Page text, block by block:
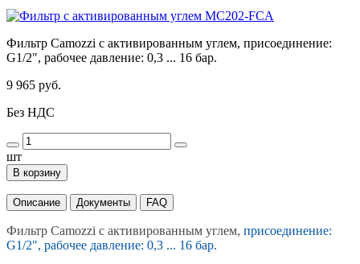
Фильтр Camozzi с активированным углем, присоединение:
G1/2", рабочее давление: 0,3 ... 16 бар.
9 965 руб.
Без НДС
шт
В корзину
Описание Документы FAQ
Фильтр Camozzi с активированным углем, присоединение:
G1/2", рабочее давление: 0,3 ... 16 бар.